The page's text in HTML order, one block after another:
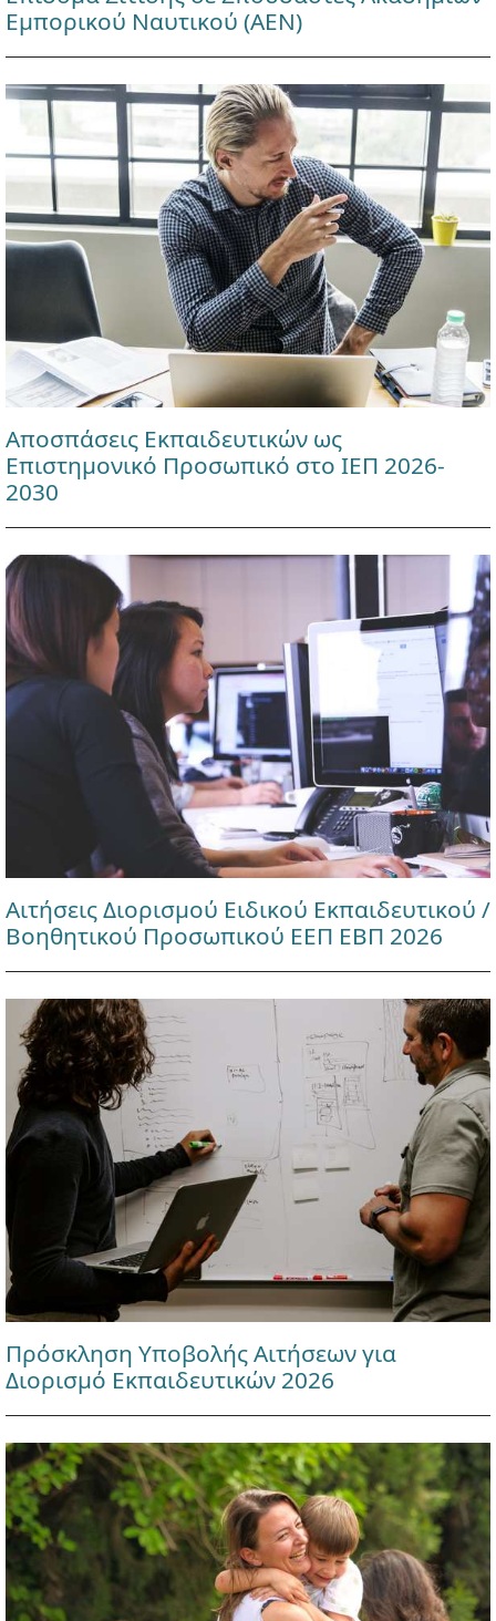
Εμπορικού Ναυτικού (ΑΕΝ)
Αποσπάσεις Εκπαιδευτικών ως
Επιστημονικό Προσωπικό στο ΙΕΠ 2026-
2030
Αιτήσεις Διορισμού Ειδικού Εκπαιδευτικού /
Βοηθητικού Προσωπικού ΕΕΠ ΕΒΠ 2026
Πρόσκληση Υποβολής Αιτήσεων για
Διορισμό Εκπαιδευτικών 2026